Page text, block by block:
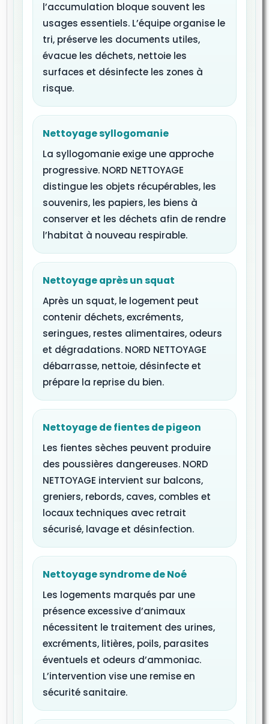
l’accumulation bloque souvent les
usages essentiels. L’équipe organise le
tri, préserve les documents utiles,
évacue les déchets, nettoie les
surfaces et désinfecte les zones à
risque.
Nettoyage syllogomanie
La syllogomanie exige une approche
progressive. NORD NETTOYAGE
distingue les objets récupérables, les
souvenirs, les papiers, les biens à
conserver et les déchets afin de rendre
l’habitat à nouveau respirable.
Nettoyage après un squat
Après un squat, le logement peut
contenir déchets, excréments,
seringues, restes alimentaires, odeurs
et dégradations. NORD NETTOYAGE
débarrasse, nettoie, désinfecte et
prépare la reprise du bien.
Nettoyage de fientes de pigeon
Les fientes sèches peuvent produire
des poussières dangereuses. NORD
NETTOYAGE intervient sur balcons,
greniers, rebords, caves, combles et
locaux techniques avec retrait
sécurisé, lavage et désinfection.
Nettoyage syndrome de Noé
Les logements marqués par une
présence excessive d’animaux
nécessitent le traitement des urines,
excréments, litières, poils, parasites
éventuels et odeurs d’ammoniac.
L’intervention vise une remise en
sécurité sanitaire.